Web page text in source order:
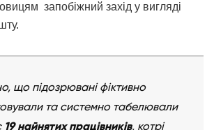
запобіжний захід у вигляді
що підозрювані фіктивно
та системно табелювали
19 найнятих працівників, котрі